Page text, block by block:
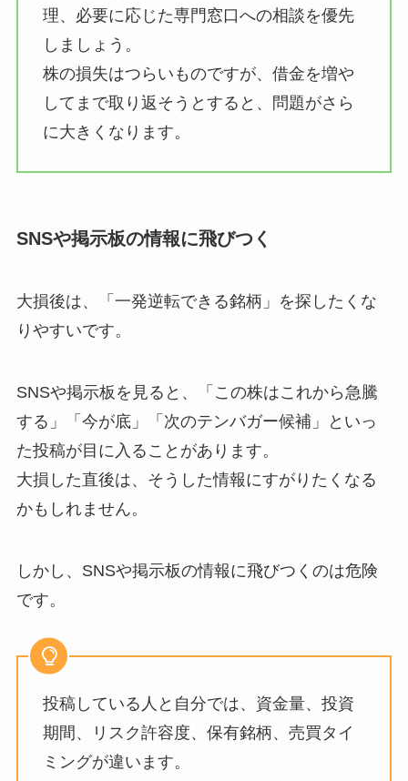
理、必要に応じた専門窓口への相談を優先
しましょう。
株の損失はつらいものですが、借金を増や
してまで取り返そうとすると、問題がさら
に大きくなります。
SNSや掲示板の情報に飛びつく
大損後は、「一発逆転できる銘柄」を探したくな
りやすいです。
SNSや掲示板を見ると、「この株はこれから急騰
する」「今が底」「次のテンバガー候補」といっ
た投稿が目に入ることがあります。
大損した直後は、そうした情報にすがりたくなる
かもしれません。
しかし、SNSや掲示板の情報に飛びつくのは危険
です。
投稿している人と自分では、資金量、投資
期間、リスク許容度、保有銘柄、売買タイ
ミングが違います。